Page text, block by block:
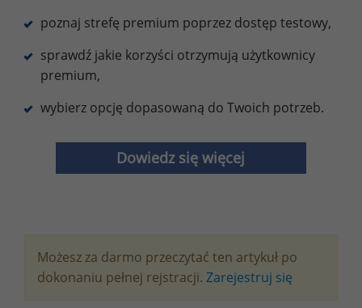
poznaj strefę premium poprzez dostęp testowy,
sprawdź jakie korzyści otrzymują użytkownicy
premium,
wybierz opcję dopasowaną do Twoich potrzeb.
Dowiedz się więcej
Możesz za darmo przeczytać ten artykuł po
dokonaniu pełnej rejstracji. Zarejestruj się